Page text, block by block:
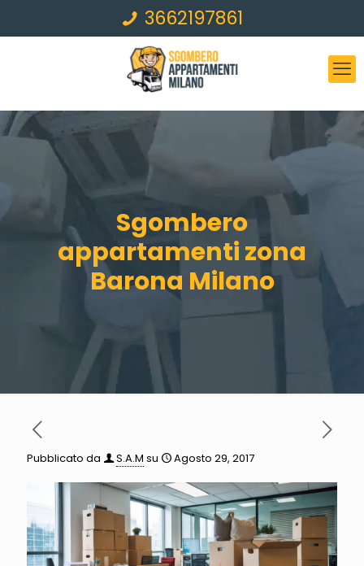
3662197861
Sgombero
appartamenti zona
Barona Milano
Pubblicato da S.A.M su Agosto 29, 2017